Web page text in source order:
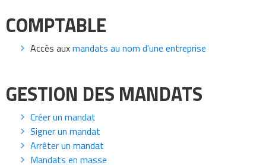
COMPTABLE
Accès auxmandats au nom d'une entreprise
GESTION DES MANDATS
Créer un mandat
Signer un mandat
Arrêter un mandat
Mandats en masse